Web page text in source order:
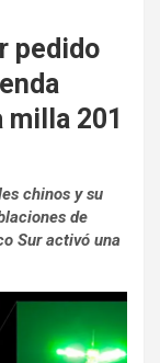
pedido
milla 201
chinos y su
de
Sur activó una